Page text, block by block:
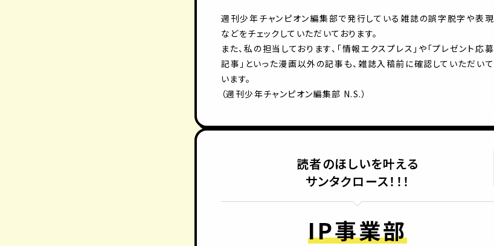
週刊少年チャンピオン編集部で発行している雑誌の誤字脱字や表現
などをチェックしていただいております。
また、私の担当しております、「情報エクスプレス」や「プレゼント応募
記事」といった漫画以外の記事も、雑誌入稿前に確認していただいて
います。
（週刊少年チャンピオン編集部 N.S.）
読者のほしいを叶える
サンタクロース！！！
IP事業部